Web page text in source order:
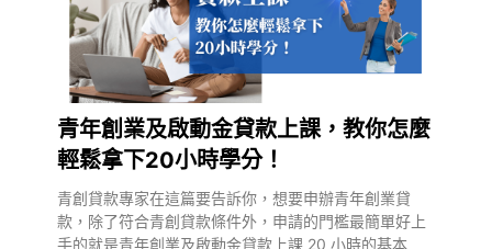
青年創業及啟動金貸款上課，教你怎麼
輕鬆拿下20小時學分！
青創貸款專家在這篇要告訴你，想要申辦青年創業貸
款，除了符合青創貸款條件外，申請的門檻最簡單好上
手的就是青年創業及啟動金貸款上課 20 小時的基本